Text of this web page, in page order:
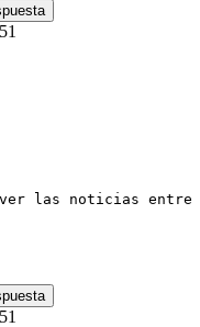
ver las noticias